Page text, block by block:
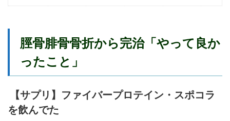
脛骨腓骨骨折から完治「やって良か
ったこと」
【サプリ】ファイバープロテイン・スポコラ
を飲んでた